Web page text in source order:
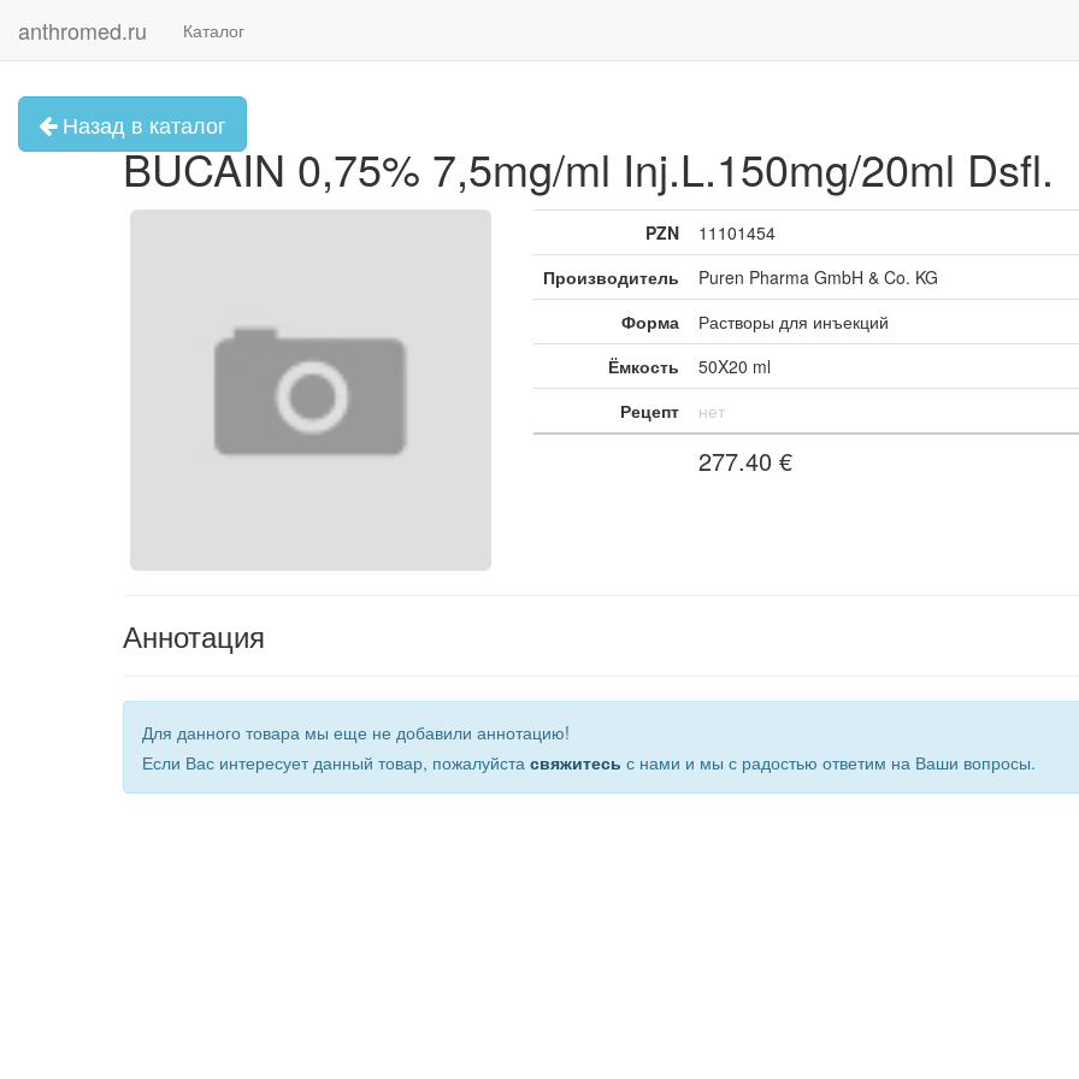
anthromed.ru Каталог
Назад в каталог
BUCAIN 0,75% 7,5mg/ml Inj.L.150mg/20ml Dsfl.
PZN
11101454
Производитель
Puren Pharma GmbH & Co. KG
Форма
Растворы для инъекций
Ёмкость
50X20 ml
Рецепт
нет
277.40 €
Аннотация
Для данного товара мы еще не добавили аннотацию!
Если Вас интересует данный товар, пожалуйста свяжитесь с нами и мы с радостью ответим на Ваши вопросы.